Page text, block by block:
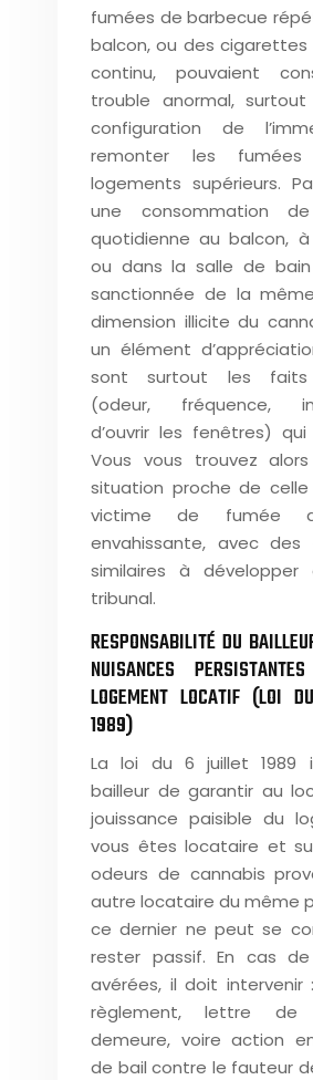
fumées de barbecue
balcon, ou des
continu, pouvaient
trouble anormal,
configuration de
remonter les
logements supérieurs.
une consommation
quotidienne au balcon,
ou dans la salle de
sanctionnée de la
dimension illicite du
un élément
sont surtout les faits
(odeur, fréquence,
d’ouvrir les fenêtres)
Vous vous trouvez
situation proche de celle
victime de fumée
envahissante, avec des
similaires à développer
tribunal.
RESPONSABILITÉ DU
NUISANCES
LOGEMENT LOCATIF (LOI
1989)
La loi du 6 juillet 1989
bailleur de garantir au
jouissance paisible du
vous êtes locataire et
odeurs de cannabis
autre locataire du même
ce dernier ne peut se
rester passif. En cas de
avérées, il doit intervenir
règlement, lettre
demeure, voire action
de bail contre le fauteur